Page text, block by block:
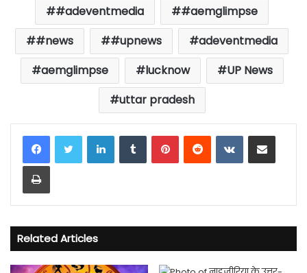
#adeventmedia
#aemglimpse
#news
#upnews
adeventmedia
aemglimpse
lucknow
UP News
uttar pradesh
LinkedInTumblrPinterestReddit VKontakteShare via Email
Print
Related Articles